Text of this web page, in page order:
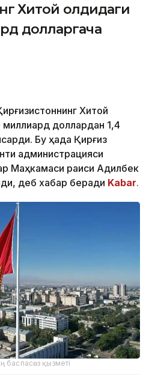
Хитой олдидаги
долларгача
Хитой
миллиард доллардан 1,4
Бу ҳақда Қирғиз
администрацияси
Маҳкамаси раиси Адилбек
деб хабар беради Kabar.
баспасөз қызметі